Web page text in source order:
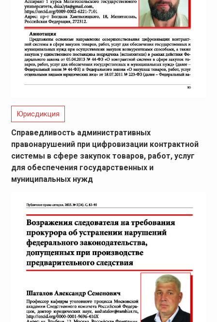
Юрисдикция
Справедливость административных
правонарушений при цифровизации контрактной
системы в сфере закупок товаров, работ, услуг
для обеспечения государственных и
муниципальных нужд